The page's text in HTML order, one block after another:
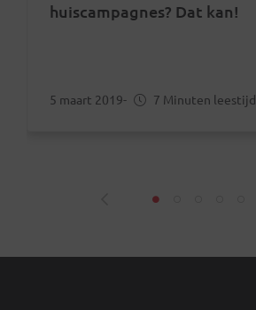
huiscampagnes? Dat kan!
5 maart 2019- 7 Minuten leestijd